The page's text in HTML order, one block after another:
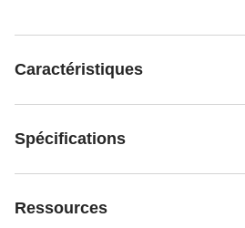
Caractéristiques
Spécifications
Ressources